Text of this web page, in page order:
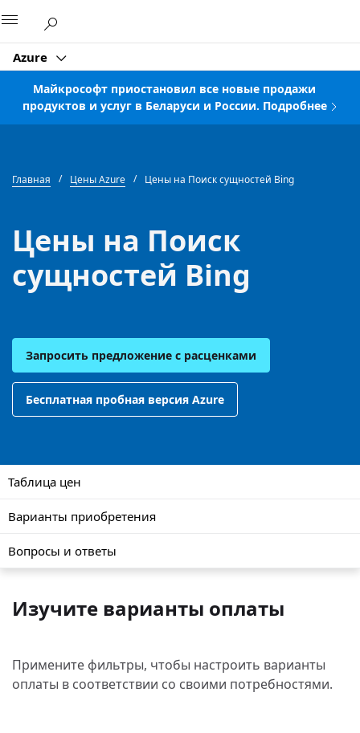
Azure
Майкрософт приостановил все новые продажи
продуктов и услуг в Беларуси и России. Подробнее
Главная Цены Azure Цены на Поиск сущностей Bing
Цены на Поиск
сущностей Bing
Запросить предложение с расценками
Бесплатная пробная версия Azure
Таблица цен
Варианты приобретения
Вопросы и ответы
Изучите варианты оплаты
Примените фильтры, чтобы настроить варианты
оплаты в соответствии со своими потребностями.